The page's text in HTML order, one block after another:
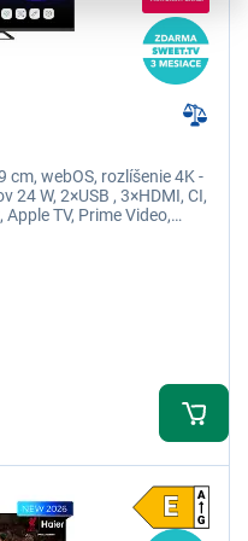
cm, webOS, rozlíšenie 4K -
W, 2×USB , 3×HDMI, CI,
TV, Prime Video,